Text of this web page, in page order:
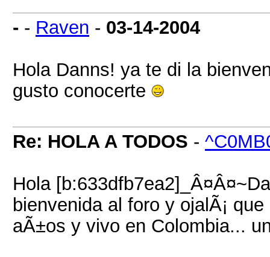
- - Raven - 03-14-2004
Hola Danns! ya te di la
gusto conocerte
Re: HOLA A TODOS -
Hola
bienvenida al foro y ojalÃ¡
aÃ±os y vivo en Colombia...